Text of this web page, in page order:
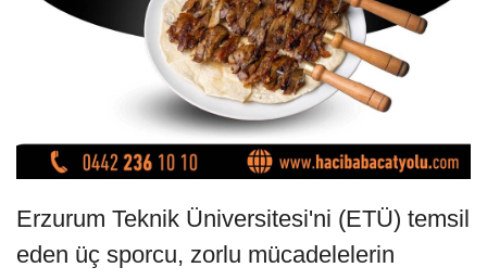
Erzurum Teknik Üniversitesi'ni (ETÜ) temsil
eden üç sporcu, zorlu mücadelelerin